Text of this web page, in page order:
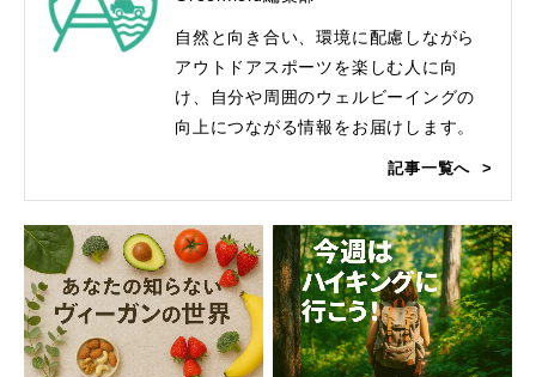
自然と向き合い、環境に配慮しながら
アウトドアスポーツを楽しむ人に向
け、自分や周囲のウェルビーイングの
向上につながる情報をお届けします。
記事一覧へ